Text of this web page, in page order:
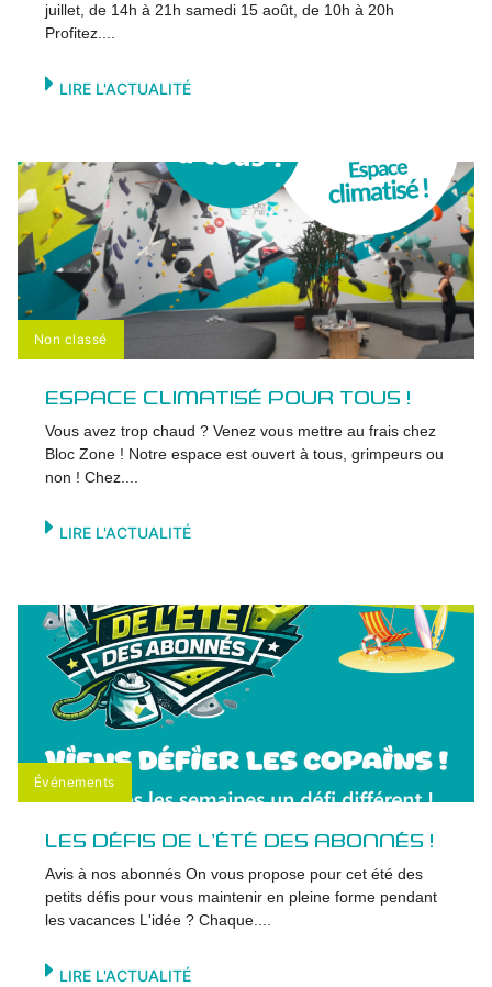
juillet, de 14h à 21h samedi 15 août, de 10h à 20h
Profitez....
LIRE L'ACTUALITÉ
Non classé
ESPACE CLIMATISÉ POUR TOUS !
Vous avez trop chaud ? Venez vous mettre au frais chez
Bloc Zone ! Notre espace est ouvert à tous, grimpeurs ou
non ! Chez....
LIRE L'ACTUALITÉ
Événements
LES DÉFIS DE L’ÉTÉ DES ABONNÉS !
Avis à nos abonnés On vous propose pour cet été des
petits défis pour vous maintenir en pleine forme pendant
les vacances L'idée ? Chaque....
LIRE L'ACTUALITÉ